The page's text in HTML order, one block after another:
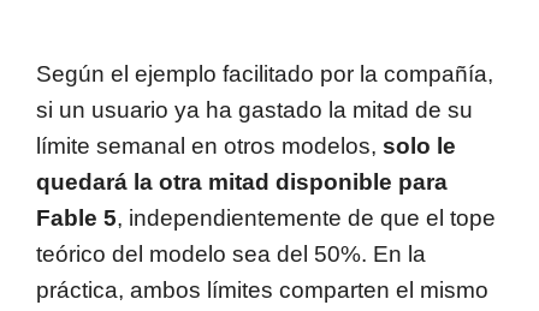
Según el ejemplo facilitado por la compañía,
si un usuario ya ha gastado la mitad de su
límite semanal en otros modelos, solo le
quedará la otra mitad disponible para
Fable 5, independientemente de que el tope
teórico del modelo sea del 50%. En la
práctica, ambos límites comparten el mismo